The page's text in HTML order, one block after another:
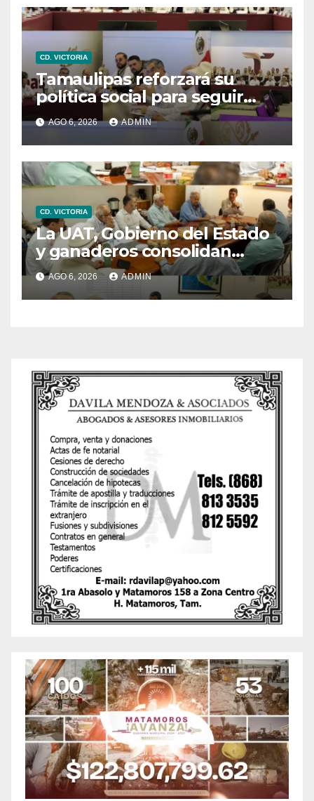
CD. VICTORIA
Tamaulipas reforzará su
política social para seguir
reduciendo niveles de
pobreza extrema: Américo
AGO 6, 2026 ADMIN
CD. VICTORIA
La UAT, Gobierno del Estado
y ganaderos consolidan
proyecto “Carne Tam”
AGO 6, 2026 ADMIN